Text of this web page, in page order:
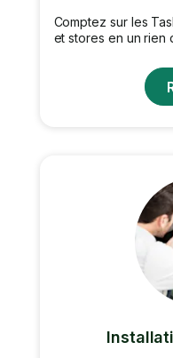
Comptez sur les
et stores en un rien